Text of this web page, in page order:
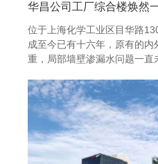
华昌公司工厂综合楼焕然
位于上海化学工业区目华路
成至今已有十六年，原有的
重，局部墙壁渗漏水问题一直